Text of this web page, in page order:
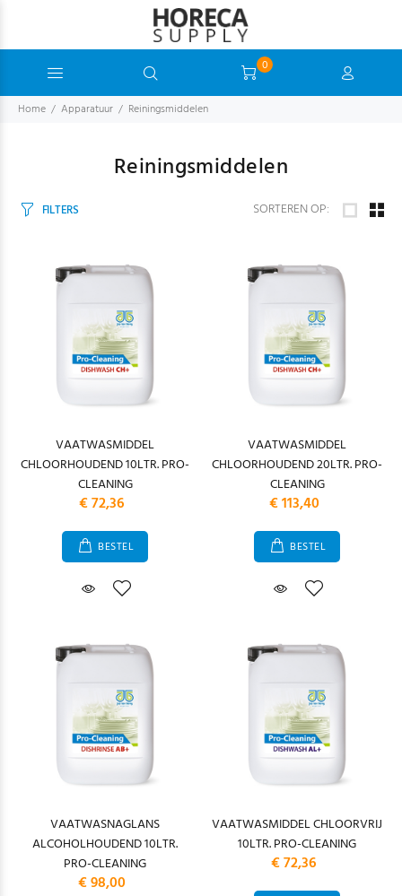
0
Home Apparatuur Reiningsmiddelen
Reiningsmiddelen
FILTERS SORTEREN OP:
VAATWASMIDDEL
CHLOORHOUDEND 10LTR. PRO-
CLEANING
€ 72,36
BESTEL
VAATWASMIDDEL
CHLOORHOUDEND 20LTR. PRO-
CLEANING
€ 113,40
BESTEL
VAATWASNAGLANS
ALCOHOLHOUDEND 10LTR.
PRO-CLEANING
€ 98,00
VAATWASMIDDEL CHLOORVRIJ
10LTR. PRO-CLEANING
€ 72,36